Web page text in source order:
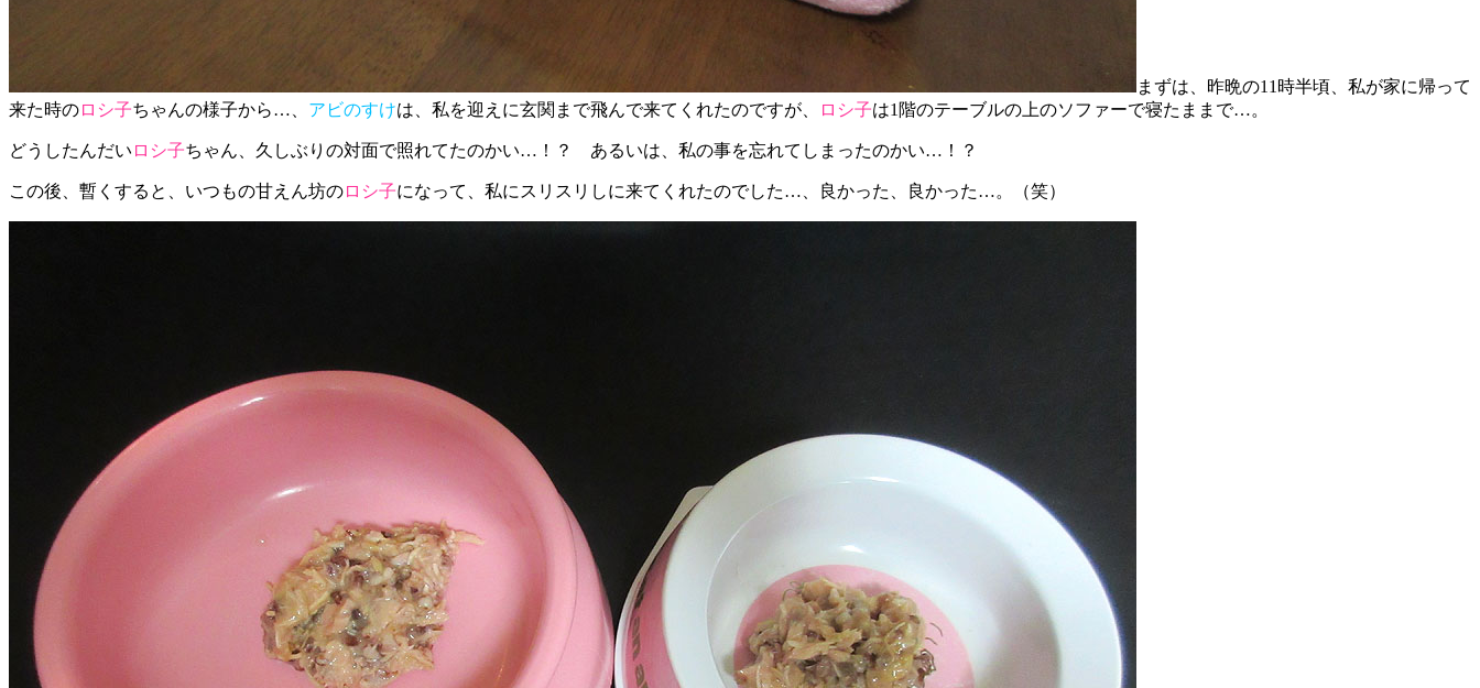
まずは、昨晩の11時半頃、私が家に帰って
来た時のロシ子ちゃんの様子から…、 アビのすけは、私を迎えに玄関まで飛んで来てくれたのですが、 ロシ子は1階のテーブルの上のソファーで寝たままで…。
どうしたんだい ロシ子ちゃん、久しぶりの対面で照れてたのかい…！？ あるいは、私の事を忘れてしまったのかい…！？
この後、暫くすると、いつもの甘えん坊のロシ子になって、私にスリスリしに来てくれたのでした…、良かった、良かった…。（笑）